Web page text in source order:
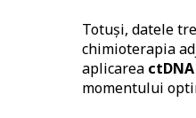
Totuși, datele
chimioterapia
aplicarea ctDNA
momentului